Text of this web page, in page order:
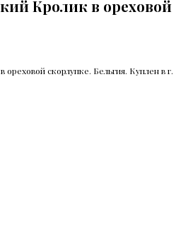
Кролик в ореховой
скорлупке. Бельгия. Куплен в г.